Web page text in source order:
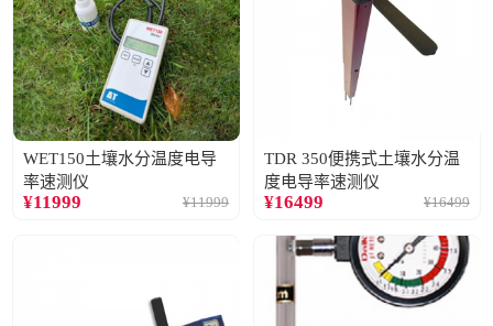
WET150土壤水分温度电导
率速测仪
¥11999 ¥11999
TDR 350便携式土壤水分温
度电导率速测仪
¥16499 ¥16499